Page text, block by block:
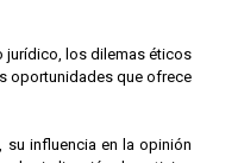
jurídico, los dilemas éticos
oportunidades que ofrece
influencia en la opinión